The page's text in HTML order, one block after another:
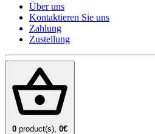
Über uns
Kontaktieren Sie uns
Zahlung
Zustellung
0 product(s), 0€